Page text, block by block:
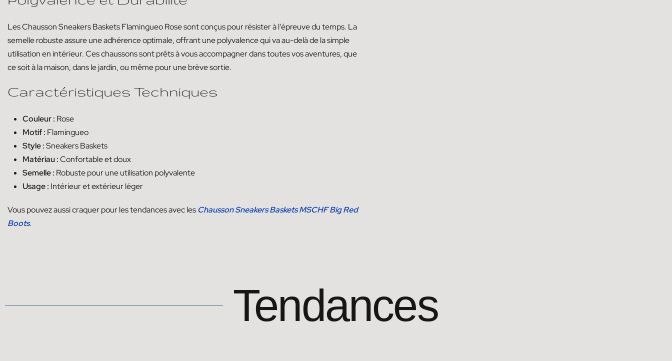
Les Chausson Sneakers Baskets Flamingueo Rose sont conçus pour résister à l’épreuve du temps. La
semelle robuste assure une adhérence optimale, offrant une polyvalence qui va au-delà de la simple
utilisation en intérieur. Ces chaussons sont prêts à vous accompagner dans toutes vos aventures, que
ce soit à la maison, dans le jardin, ou même pour une brève sortie.
Caractéristiques Techniques
Couleur : Rose
Motif : Flamingueo
Style :Sneakers Baskets
Matériau :Confortable et doux
Semelle : Robuste pour une utilisation polyvalente
Usage : Intérieur et extérieur léger
Vous pouvez aussi craquer pour les tendances avec les Chausson Sneakers Baskets MSCHF Big Red
Boots.
Tendances